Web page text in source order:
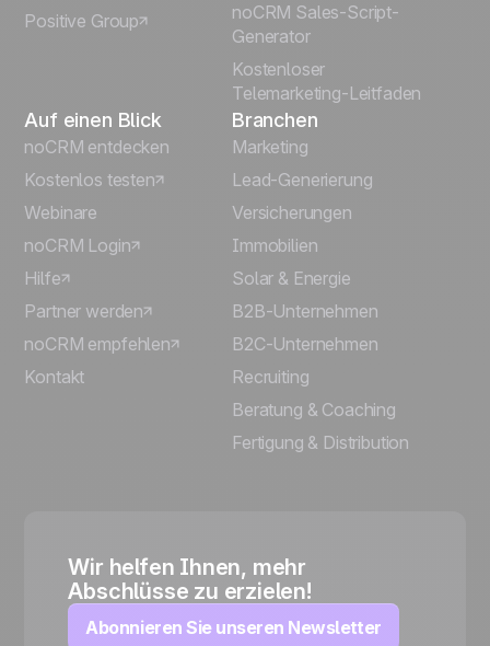
Italiano
Positive Group
noCRM Sales-Script-
Generator
Kostenloser
Telemarketing-Leitfaden
Auf einen Blick
noCRM entdecken
Kostenlos testen
Webinare
noCRM Login
Hilfe
Partner werden
noCRM empfehlen
Kontakt
Branchen
Marketing
Lead-Generierung
Versicherungen
Immobilien
Solar & Energie
B2B-Unternehmen
B2C-Unternehmen
Recruiting
Beratung & Coaching
Fertigung & Distribution
Wir helfen Ihnen, mehr
Abschlüsse zu erzielen!
Abonnieren Sie unseren Newsletter